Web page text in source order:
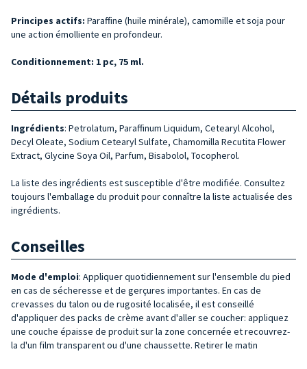
Principes actifs: Paraffine (huile minérale), camomille et soja pour
une action émolliente en profondeur.
Conditionnement: 1 pc, 75 ml.
Détails produits
Ingrédients: Petrolatum, Paraffinum Liquidum, Cetearyl Alcohol,
Decyl Oleate, Sodium Cetearyl Sulfate, Chamomilla Recutita Flower
Extract, Glycine Soya Oil, Parfum, Bisabolol, Tocopherol.
La liste des ingrédients est susceptible d'être modifiée. Consultez
toujours l'emballage du produit pour connaître la liste actualisée des
ingrédients.
Conseilles
Mode d'emploi: Appliquer quotidiennement sur l'ensemble du pied
en cas de sécheresse et de gerçures importantes. En cas de
crevasses du talon ou de rugosité localisée, il est conseillé
d'appliquer des packs de crème avant d'aller se coucher: appliquez
une couche épaisse de produit sur la zone concernée et recouvrez-
la d'un film transparent ou d'une chaussette. Retirer le matin